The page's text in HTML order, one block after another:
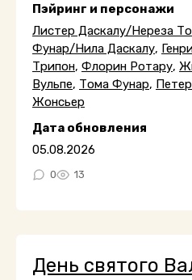
Пэйринг и персонажи
Листер Даскалу/Нереза
Фунар/Нила Даскалу,
Трипон, Флорин Ротару,
Вульпе, Тома Фунар,
Жонсьер
Дата обновления
05.08.2026
0 13
День святого